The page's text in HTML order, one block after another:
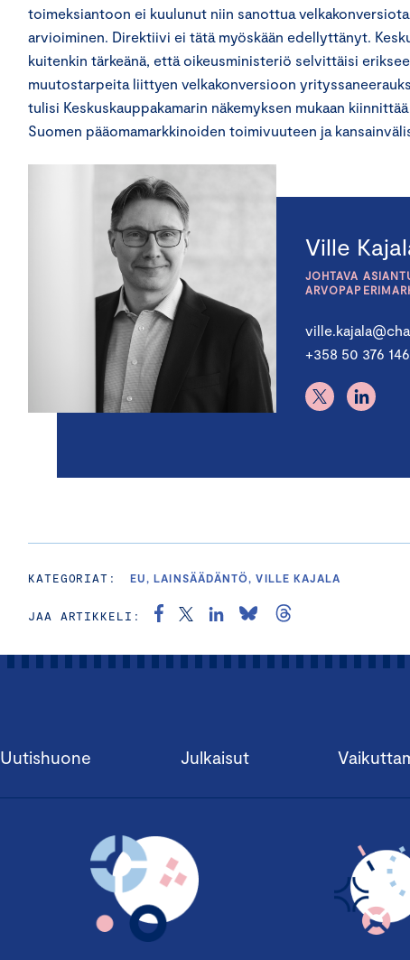
toimeksiantoon ei kuulunut niin sanottua
arvioiminen. Direktiivi ei tätä myöskään edellyttänyt.
kuitenkin tärkeänä, että oikeusministeriö selvittäisi
muutostarpeita liittyen velkakonversioon
tulisi Keskuskauppakamarin näkemyksen mukaan
Suomen pääomamarkkinoiden toimivuuteen ja
Ville
JOHTAVA
+358 50 376
KATEGORIAT: EU, LAINSÄÄDÄNTÖ, VILLE KAJALA
JAA ARTIKKELI:
Uutishuone Julkaisut